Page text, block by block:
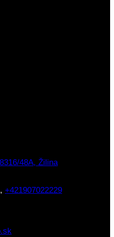
48A, Žilina
, +421907022229